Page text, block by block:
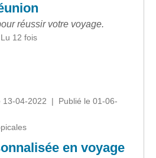
réussir votre voyage.
12 fois
13-04-2022 | Publié le 01-06-
en voyage